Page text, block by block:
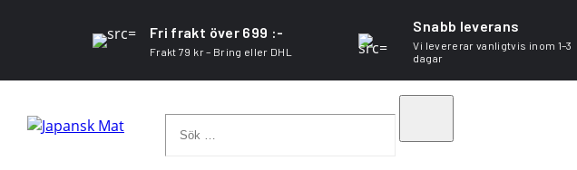
Fri frakt över 699 :-
Frakt 79 kr – Bring eller DHL
Snabb leverans
Vi levererar vanligtvis inom 1–3
dagar